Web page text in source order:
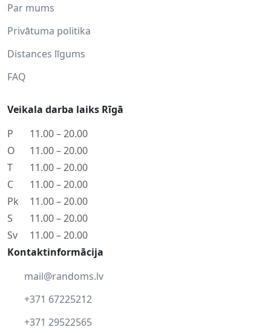
Par mums
Privātuma politika
Distances līgums
FAQ
Veikala darba laiks Rīgā
P
11.00 – 20.00
O
11.00 – 20.00
T
11.00 – 20.00
C
11.00 – 20.00
Pk
11.00 – 20.00
S
11.00 – 20.00
Sv
11.00 – 20.00
Kontaktinformācija
mail@randoms.lv
+371 67225212
+371 29522565